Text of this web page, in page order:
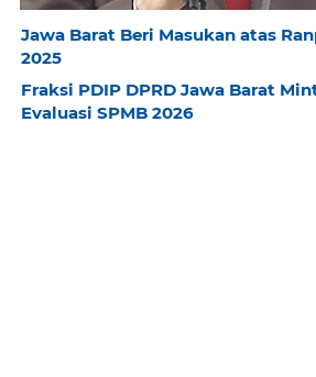
Jawa Barat Beri Masukan atas
2025
Fraksi PDIP DPRD Jawa Barat
Evaluasi SPMB 2026